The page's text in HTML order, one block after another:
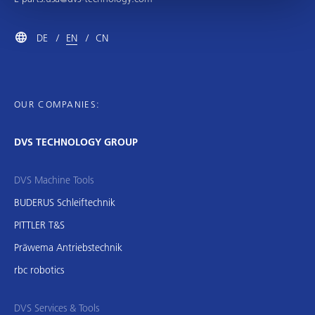
DE EN CN
OUR COMPANIES:
DVS TECHNOLOGY GROUP
DVS Machine Tools
BUDERUS Schleiftechnik
PITTLER T&S
Präwema Antriebstechnik
rbc robotics
DVS Services & Tools